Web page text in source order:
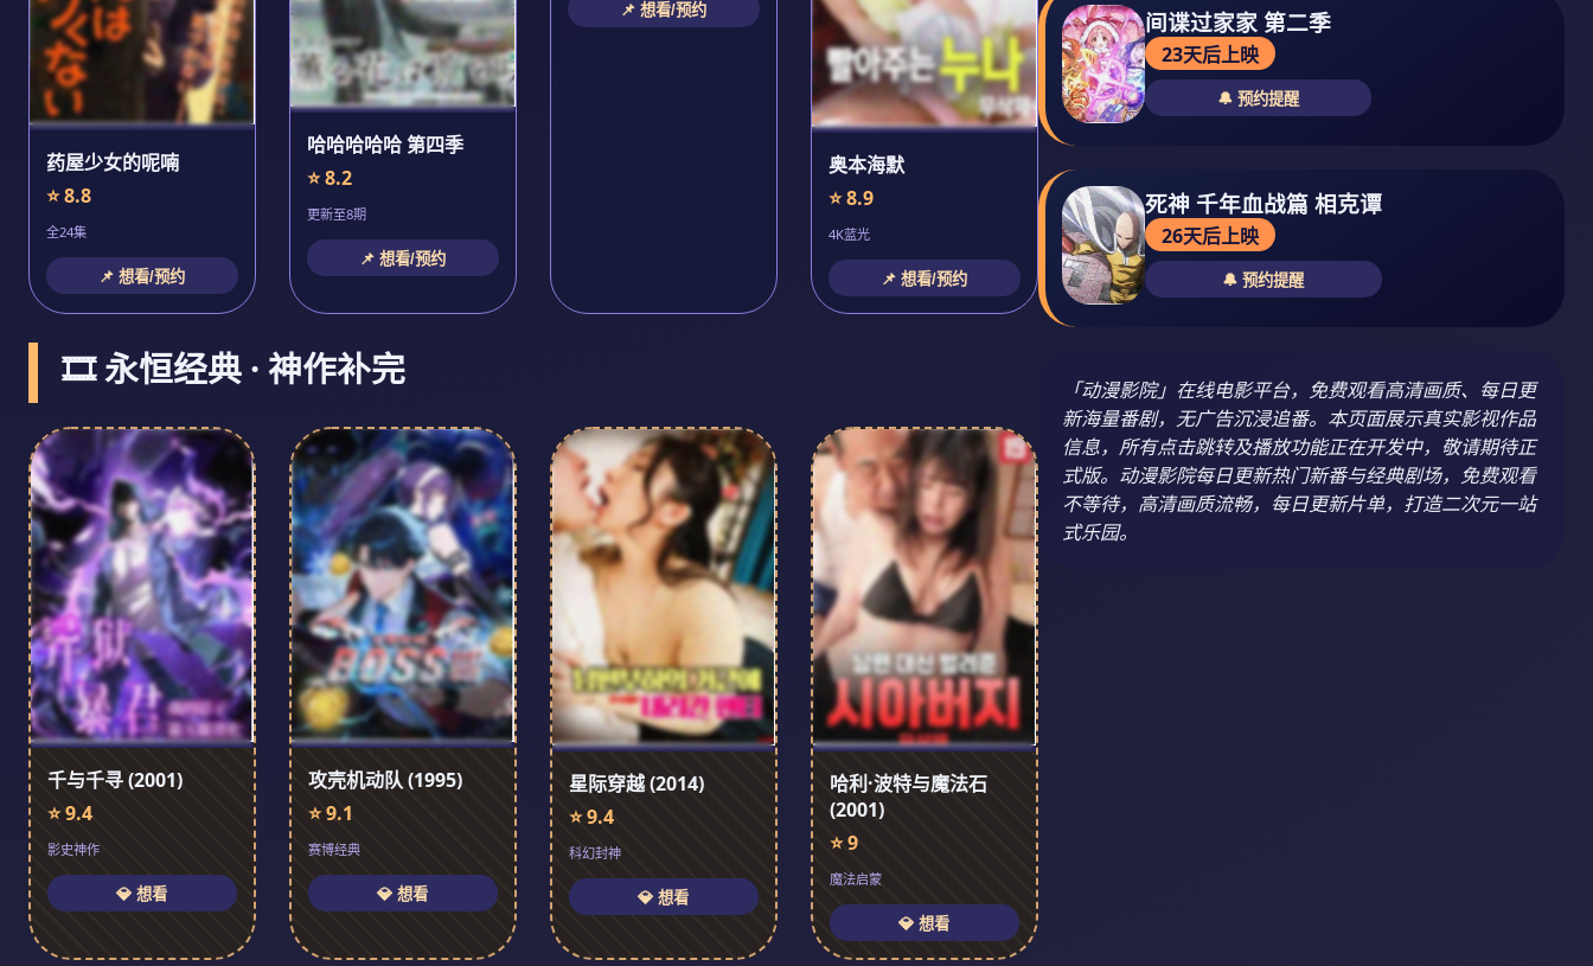
药屋少女的呢喃
⭐ 8.8
全24集
📌 想看/预约
哈哈哈哈哈 第四季
⭐ 8.2
更新至8期
📌 想看/预约
📌 想看/预约
奥本海默
⭐ 8.9
4K蓝光
📌 想看/预约
🎞️ 永恒经典 · 神作补完
千与千寻 (2001)
⭐ 9.4
影史神作
💎 想看
攻壳机动队 (1995)
⭐ 9.1
赛博经典
💎 想看
星际穿越 (2014)
⭐ 9.4
科幻封神
💎 想看
哈利·波特与魔法石
(2001)
⭐ 9
魔法启蒙
💎 想看
间谍过家家 第二季
23天后上映
🔔 预约提醒
死神 千年血战篇 相克谭
26天后上映
🔔 预约提醒
「动漫影院」在线电影平台，免费观看高清画质、每日更
新海量番剧，无广告沉浸追番。本页面展示真实影视作品
信息，所有点击跳转及播放功能正在开发中，敬请期待正
式版。动漫影院每日更新热门新番与经典剧场，免费观看
不等待，高清画质流畅，每日更新片单，打造二次元一站
式乐园。